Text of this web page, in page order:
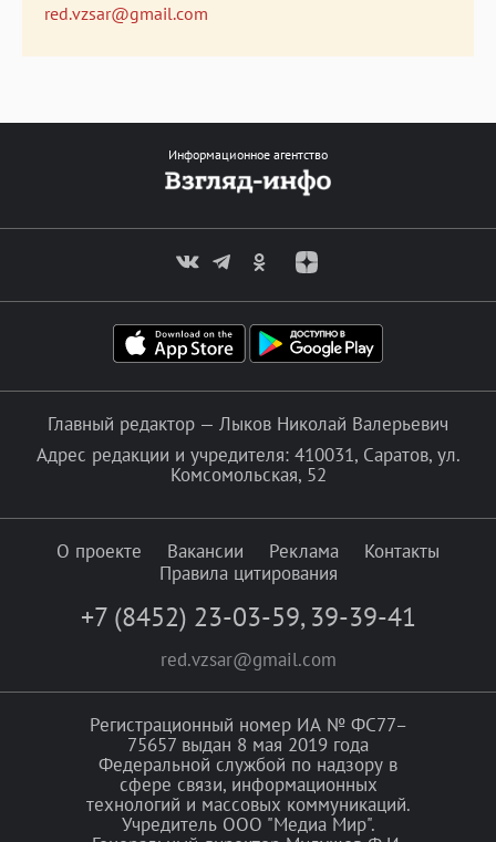
red.vzsar@gmail.com
Информационное агентство
Главный редактор — Лыков Николай Валерьевич
Адрес редакции и учредителя: 410031, Саратов, ул.
Комсомольская, 52
О проекте Вакансии Реклама
Контакты
Правила цитирования
+7 (8452) 23-03-59, 39-39-41
red.vzsar@gmail.com
Регистрационный номер ИА № ФС77–
75657 выдан 8 мая 2019 года
Федеральной службой по надзору в
сфере связи, информационных
технологий и массовых коммуникаций.
Учредитель ООО "Медиа Мир".